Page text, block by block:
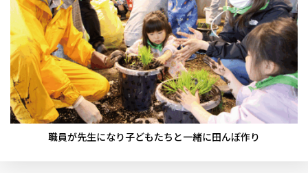
職員が先生になり子どもたちと一緒に田んぼ作り